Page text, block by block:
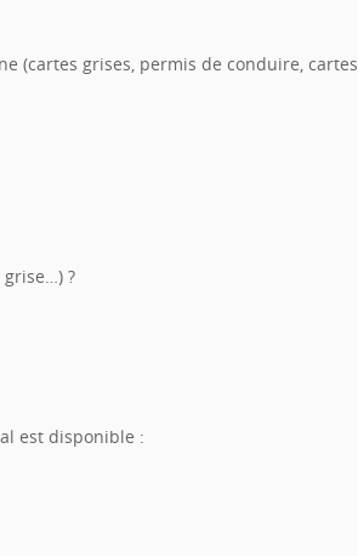
(cartes grises, permis de conduire, cartes
?
est disponible :